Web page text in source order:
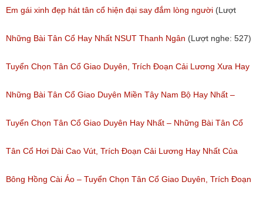
Em gái xinh đẹp hát tân cổ hiện đại say đắm lòng người (Lượt
nghe: 276)
Những Bài Tân Cổ Hay Nhất NSUT Thanh Ngân (Lượt nghe: 527)
Tuyển Chọn Tân Cổ Giao Duyên, Trích Đoạn Cải Lương Xưa Hay
Nhất Được Nghe Nhiều Nhất Trước 1975
(Lượt nghe: 471)
Những Bài Tân Cổ Giao Duyên Miền Tây Nam Bộ Hay Nhất –
Tuyển Tập Tân Cổ Cải Lương Đặc Sắc
(Lượt nghe: 319)
Tuyển Chọn Tân Cổ Giao Duyên Hay Nhất – Những Bài Tân Cổ
Cải Lương Hay Nhất
(Lượt nghe: 214)
Tân Cổ Hơi Dài Cao Vút, Trích Đoạn Cải Lương Hay Nhất Của
Nhiều Nghệ Sĩ Hơi Dài Nghe Nhiều Nhất
Bông Hồng Cài Áo – Tuyển Chọn Tân Cổ Giao Duyên, Trích Đoạn